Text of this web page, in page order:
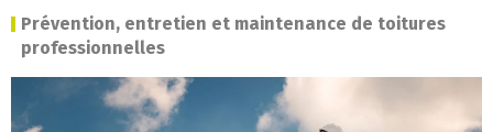
Prévention, entretien et maintenance de toitures
professionnelles